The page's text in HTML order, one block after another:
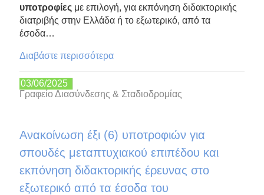
υποτροφίες με επιλογή, για εκπόνηση διδακτορικής
διατριβής στην Ελλάδα ή το εξωτερικό, από τα
έσοδα…
Διαβάστε περισσότερα
03/06/2025
Γραφείο Διασύνδεσης & Σταδιοδρομίας
Ανακοίνωση έξι (6) υποτροφιών για
σπουδές μεταπτυχιακού επιπέδου και
εκπόνηση διδακτορικής έρευνας στο
εξωτερικό από τα έσοδα του